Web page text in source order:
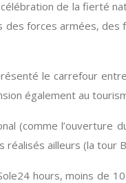
de la fierté
forces armées,
le carrefour
également au
(comme l’ouverture
ailleurs (la tour
hours, moins